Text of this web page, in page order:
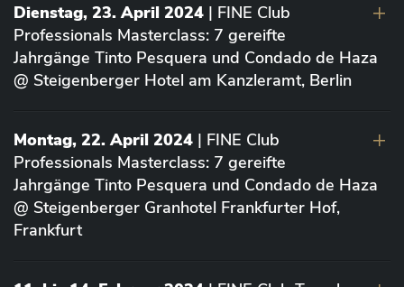
Dienstag, 23. April 2024 | FINE Club
Professionals Masterclass: 7 gereifte
Jahrgänge Tinto Pesquera und Condado de Haza
@ Steigenberger Hotel am Kanzleramt, Berlin
Montag, 22. April 2024 | FINE Club
Professionals Masterclass: 7 gereifte
Jahrgänge Tinto Pesquera und Condado de Haza
@ Steigenberger Granhotel Frankfurter Hof,
Frankfurt